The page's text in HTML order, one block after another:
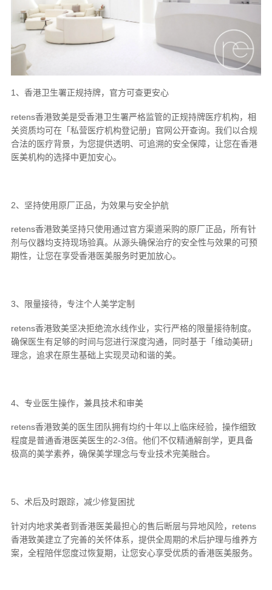
1、香港卫生署正规持牌，官方可查更安心
retens香港致美是受香港卫生署严格监管的正规持牌医疗机构，相
关资质均可在「私营医疗机构登记册」官网公开查询。我们以合规
合法的医疗背景，为您提供透明、可追溯的安全保障，让您在香港
医美机构的选择中更加安心。
2、坚持使用原厂正品，为效果与安全护航
retens香港致美坚持只使用通过官方渠道采购的原厂正品，所有针
剂与仪器均支持现场验真。从源头确保治疗的安全性与效果的可预
期性，让您在享受香港医美服务时更加放心。
3、限量接待，专注个人美学定制
retens香港致美坚决拒绝流水线作业，实行严格的限量接待制度。
确保医生有足够的时间与您进行深度沟通，同时基于「维动美研」
理念，追求在原生基础上实现灵动和谐的美。
4、专业医生操作，兼具技术和审美
retens香港致美的医生团队拥有均约十年以上临床经验，操作细致
程度是普通香港医美医生的2-3倍。他们不仅精通解剖学，更具备
极高的美学素养，确保美学理念与专业技术完美融合。
5、术后及时跟踪，减少修复困扰
针对内地求美者到香港医美最担心的售后断层与异地风险，retens
香港致美建立了完善的关怀体系，提供全周期的术后护理与维养方
案，全程陪伴您度过恢复期，让您安心享受优质的香港医美服务。